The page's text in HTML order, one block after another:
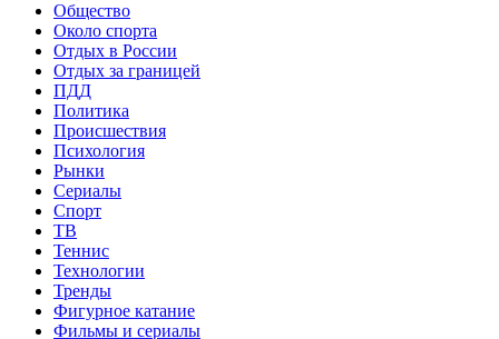
Общество
Около спорта
Отдых в России
Отдых за границей
ПДД
Политика
Происшествия
Психология
Рынки
Сериалы
Спорт
ТВ
Теннис
Технологии
Тренды
Фигурное катание
Фильмы и сериалы